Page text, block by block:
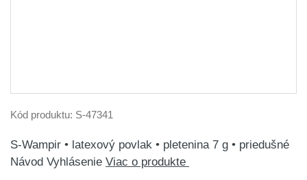
Kód produktu: S-47341
S-Wampir • latexový povlak • pletenina 7 g • priedušné
Návod Vyhlásenie Viac o produkte